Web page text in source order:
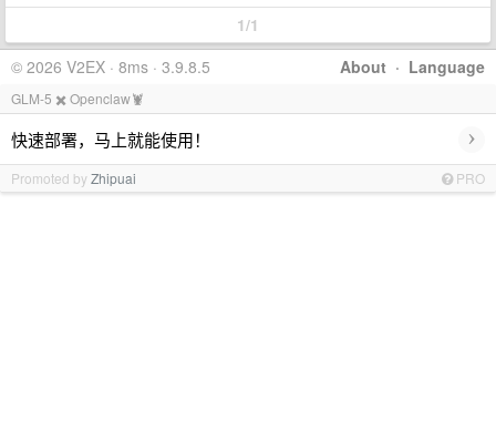
1/1
About · Language
© 2026 V2EX · 8ms · 3.9.8.5
GLM-5 ✖️ Openclaw🦞
快速部署，马上就能使用！ ›
Promoted byZhipuai PRO